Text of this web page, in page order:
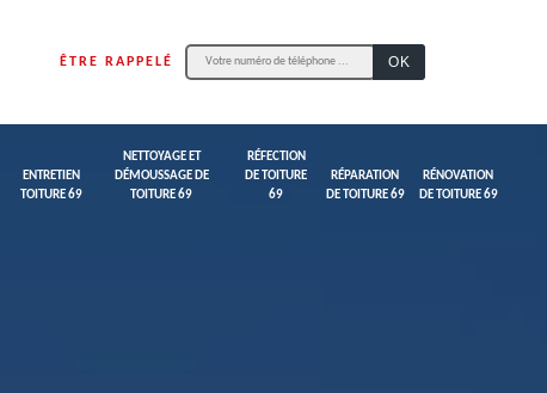
ÊTRE RAPPELÉ
ENTRETIEN
TOITURE 69
NETTOYAGE ET
DÉMOUSSAGE DE
TOITURE 69
RÉFECTION
DE TOITURE
69
RÉPARATION
DE TOITURE 69
RÉNOVATION
DE TOITURE 69